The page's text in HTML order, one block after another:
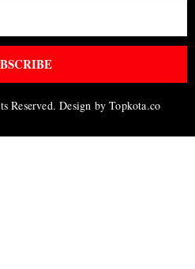
Design by Topkota.co